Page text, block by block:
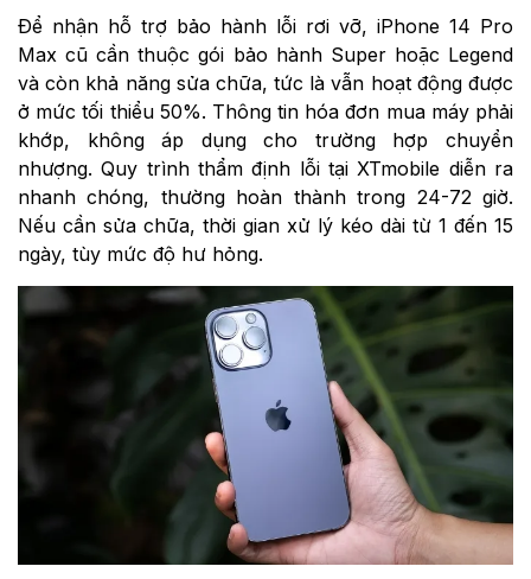
Để nhận hỗ trợ bảo hành lỗi rơi vỡ, iPhone 14 Pro
Max cũ cần thuộc gói bảo hành Super hoặc Legend
và còn khả năng sửa chữa, tức là vẫn hoạt động được
ở mức tối thiểu 50%. Thông tin hóa đơn mua máy phải
khớp, không áp dụng cho trường hợp chuyển
nhượng. Quy trình thẩm định lỗi tại XTmobile diễn ra
nhanh chóng, thường hoàn thành trong 24-72 giờ.
Nếu cần sửa chữa, thời gian xử lý kéo dài từ 1 đến 15
ngày, tùy mức độ hư hỏng.